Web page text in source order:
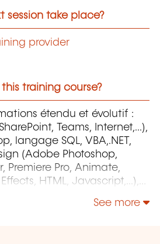
session take place?
provider
training course?
étendu et évolutif :
Teams, Internet,...),
langage SQL, VBA,.NET,
(Adobe Photoshop,
Premiere Pro, Animate,
HTML, Javascript,...),
See more